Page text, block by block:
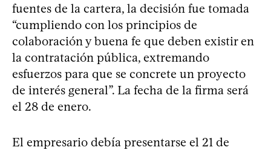
fuentes de la cartera, la decisión fue tomada
“cumpliendo con los principios de
colaboración y buena fe que deben existir en
la contratación pública, extremando
esfuerzos para que se concrete un proyecto
de interés general”. La fecha de la firma será
el 28 de enero.
El empresario debía presentarse el 21 de